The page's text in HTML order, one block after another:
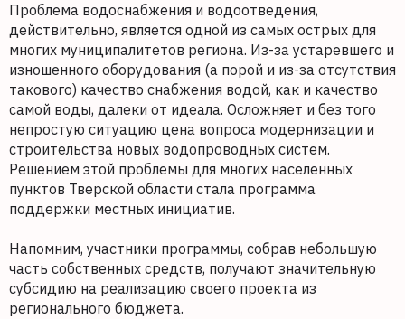
Проблема водоснабжения и водоотведения,
действительно, является одной из самых острых для
многих муниципалитетов региона. Из-за устаревшего и
изношенного оборудования (а порой и из-за отсутствия
такового) качество снабжения водой, как и качество
самой воды, далеки от идеала. Осложняет и без того
непростую ситуацию цена вопроса модернизации и
строительства новых водопроводных систем.
Решением этой проблемы для многих населенных
пунктов Тверской области стала программа
поддержки местных инициатив.
Напомним, участники программы, собрав небольшую
часть собственных средств, получают значительную
субсидию на реализацию своего проекта из
регионального бюджета.